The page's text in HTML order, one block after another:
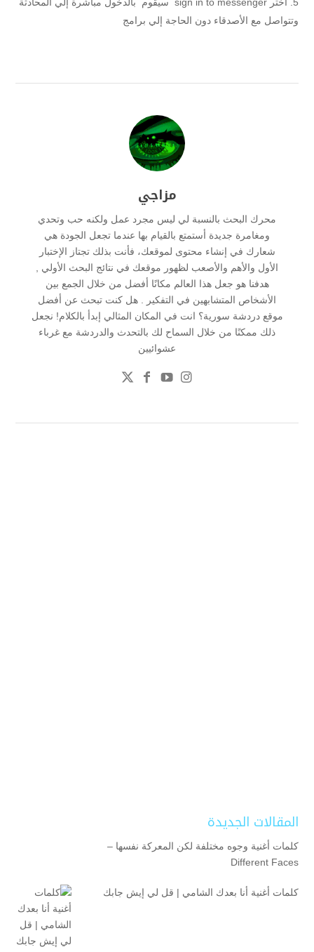
وتتواصل مع الأصدقاء دون الحاجة إلي برامج
مزاجي
محرك البحث بالنسبة لي ليس مجرد عمل ولكنه حب وتحدي
ومغامرة جديدة أستمتع بالقيام بها عندما تجعل الجودة هي
شعارك في إنشاء محتوى لموقعك، فأنت بذلك تجتاز الإختبار
الأول والأهم والأصعب لظهور موقعك في نتائج البحث الأولي ,
هدفنا هو جعل هذا العالم مكانًا أفضل من خلال الجمع بين
الأشخاص المتشابهين في التفكير . هل كنت تبحث عن أفضل
موقع دردشة سورية؟ انت في المكان المثالي إبدأ بالكلام! نجعل
ذلك ممكنًا من خلال السماح لك بالتحدث والدردشة مع غرباء
عشوائيين
المقالات الجديدة
كلمات أغنية وجوه مختلفة لكن المعركة نفسها –
Different Faces
كلمات أغنية أنا بعدك الشامي | قل لي إيش جابك